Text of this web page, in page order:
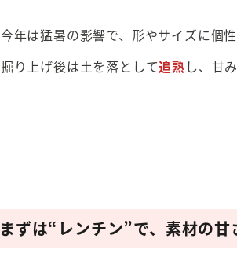
今年は猛暑の影響で、形やサイズに個
掘り上げ後は土を落として追熟し、甘
まずは“レンチン”で、素材の甘